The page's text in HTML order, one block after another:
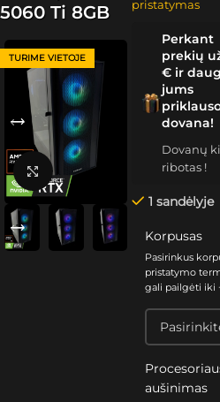
5060 Ti 8GB
TURIME VIETOJE
Spustelėkite, kad
pristatymas
Perkant
prekių
€ ir
jums
dovana!
Dovanų
ribotas !
1 sandėlyje
Korpusas
Pasirinkus
pristatymo
gali pailgėti iki
aušinimas